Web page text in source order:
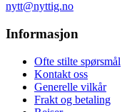
nytt@nyttig.no
Informasjon
Ofte stilte spørsmål
Kontakt oss
Generelle vilkår
Frakt og betaling